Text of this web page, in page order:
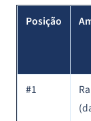
Posição
#1